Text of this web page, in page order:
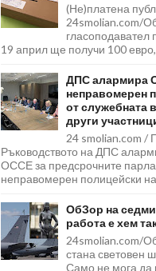
(Не)платена
24smolian.com/
гласоподавател
19 април ще получи 100 евро,
ДПС алармира
неправомерен
от служебната
други
24 smolian.com /
Ръководството на ДПС
ОССЕ за предсрочните
неправомерен полицейски
ОбЗор на
работа е хем
24smolian.com/
стана световен
Само не мога да